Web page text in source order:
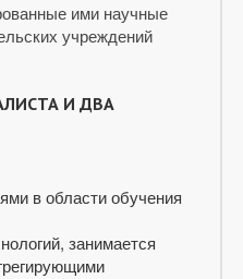
ими научные
учреждений
И ДВА
в области обучения
занимается